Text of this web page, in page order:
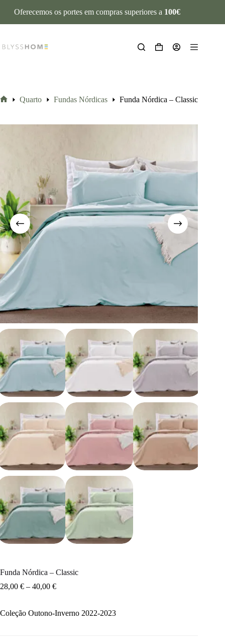
Oferecemos os portes em compras superiores a 100€
Quarto Fundas Nórdicas Funda Nórdica – Classic
Funda Nórdica – Classic
28,00 € – 40,00 €
Coleção Outono-Inverno 2022-2023